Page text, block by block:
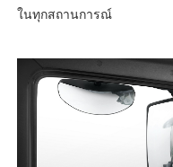
ในทุกสถานการณ์